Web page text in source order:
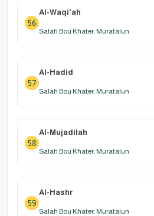
56
Al-Waqi'ah
Salah Bou Khater: Muratalun
57
Al-Hadid
Salah Bou Khater: Muratalun
58
Al-Mujadilah
Salah Bou Khater: Muratalun
59
Al-Hashr
Salah Bou Khater: Muratalun